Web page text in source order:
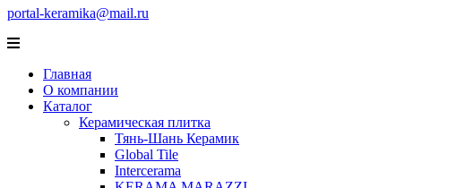
portal-keramika@mail.ru
Главная
О компании
Каталог
Керамическая плитка
Тянь-Шань Керамик
Global Tile
Intercerama